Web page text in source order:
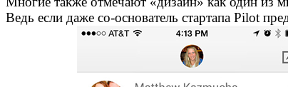
Ведь если даже со-основатель стартапа Pilot